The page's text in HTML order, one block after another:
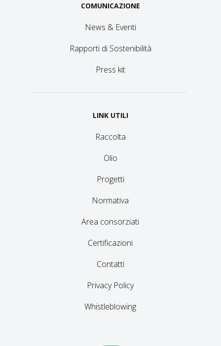
COMUNICAZIONE
News & Eventi
Rapporti di Sostenibilità
Press kit
LINK UTILI
Raccolta
Olio
Progetti
Normativa
Area consorziati
Certificazioni
Contatti
Privacy Policy
Whistleblowing